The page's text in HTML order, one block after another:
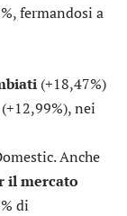
fermandosi a
(+18,47%)
(+12,99%), nei
Anche
il mercato
di